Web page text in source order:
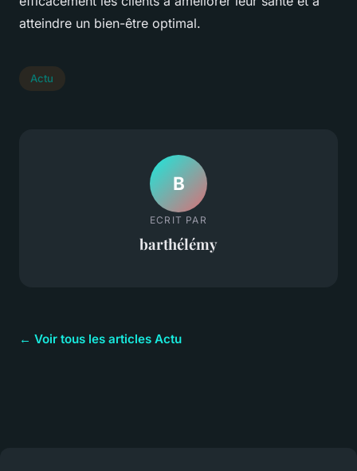
atteindre un bien-être optimal.
Actu
B
ECRIT PAR
barthélémy
← Voir tous les articles Actu